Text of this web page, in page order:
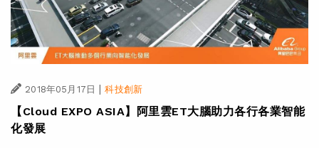
2018年05月17日 | 科技創新
【Cloud EXPO ASIA】阿里雲ET大腦助力各行各業智能
化發展